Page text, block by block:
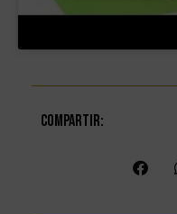
Compartir: